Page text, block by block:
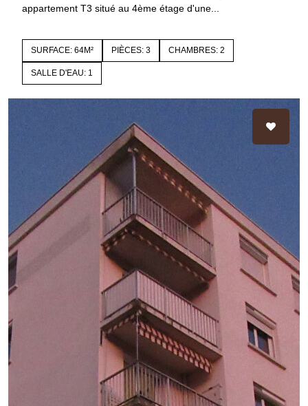
appartement T3 situé au 4ème étage d'une...
SURFACE: 64M² PIÈCES: 3 CHAMBRES: 2
SALLE D'EAU: 1